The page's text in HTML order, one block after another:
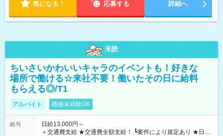
気になる！ 応募する 詳細へ
未読
ちいさいかわいいキャラのイベントも！好きな
場所で働ける☆来社不要！働いたその日に給料
もらえる◎/T1
アルバイト 職種未経験OK
給与
日給13,000円～
＋交通費支給 ★交通費全額支給！ ┗案件により規定あり ★日払